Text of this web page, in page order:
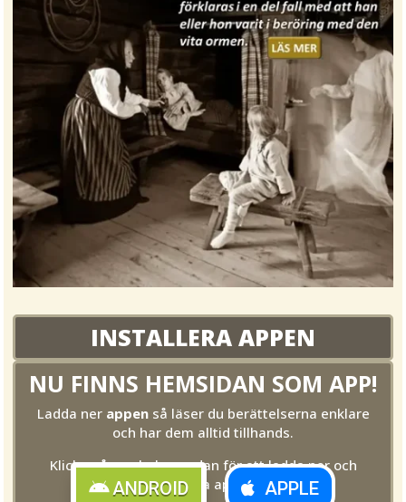
INSTALLERA APPEN
NU FINNS HEMSIDAN SOM APP!
Ladda ner appenså läser du berättelserna enklare
och har dem alltid tillhands.
Klicka på symbolen nedan för att ladda ner och
installera appen.
ANDROID APPLE